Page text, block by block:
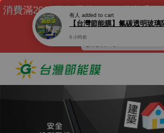
消費滿2000元免運費｜DIY膜滿千
員送$100元購物金 ( 滿千
折扣碼 : NEW100
您的購物車目前還
繼續購物